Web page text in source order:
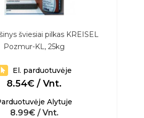
šviesiai pilkas KREISEL
Pozmur-KL, 25kg
El. parduotuvėje
8.54€ / Vnt.
Alytuje
8.99€ / Vnt.